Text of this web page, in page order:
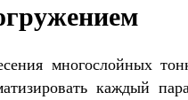
многослойных
каждый